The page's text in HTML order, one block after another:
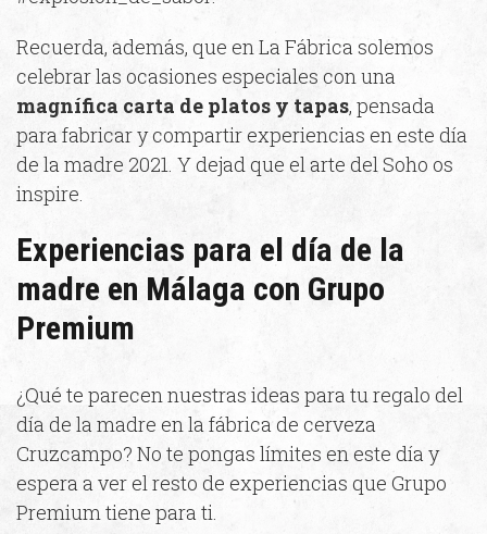
Recuerda, además, que en La Fábrica solemos
celebrar las ocasiones especiales con una
magnífica carta de platos y tapas, pensada
para fabricar y compartir experiencias en este día
de la madre 2021. Y dejad que el arte del Soho os
inspire.
Experiencias para el día de la
madre en Málaga con Grupo
Premium
¿Qué te parecen nuestras ideas para tu regalo del
día de la madre en la fábrica de cerveza
Cruzcampo? No te pongas límites en este día y
espera a ver el resto de experiencias que Grupo
Premium tiene para ti.